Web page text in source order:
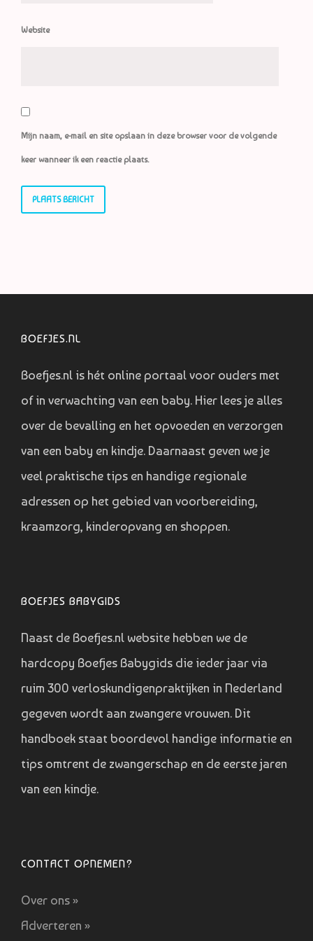
Website
Mijn naam, e-mail en site opslaan in deze browser voor de volgende
keer wanneer ik een reactie plaats.
BOEFJES.NL
Boefjes.nl is hét online portaal voor ouders met
of in verwachting van een baby. Hier lees je alles
over de bevalling en het opvoeden en verzorgen
van een baby en kindje. Daarnaast geven we je
veel praktische tips en handige regionale
adressen op het gebied van voorbereiding,
kraamzorg, kinderopvang en shoppen.
BOEFJES BABYGIDS
Naast de Boefjes.nl website hebben we de
hardcopy Boefjes Babygids die ieder jaar via
ruim 300 verloskundigenpraktijken in Nederland
gegeven wordt aan zwangere vrouwen. Dit
handboek staat boordevol handige informatie en
tips omtrent de zwangerschap en de eerste jaren
van een kindje.
CONTACT OPNEMEN?
Over ons »
Adverteren »